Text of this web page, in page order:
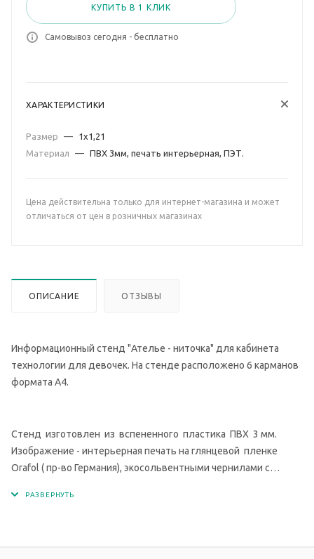
КУПИТЬ В 1 КЛИК
Самовывоз сегодня - бесплатно
ХАРАКТЕРИСТИКИ
Размер —
1х1,21
Материал
— ПВХ 3мм, печать интерьерная, ПЭТ.
Цена действительна только для интернет-магазина и может
отличаться от цен в розничных магазинах
ОПИСАНИЕ ОТЗЫВЫ
Информационный стенд "Ателье - ниточка" для кабинета
технологии для девочек. На стенде расположено 6 карманов
формата А4.
Стенд изготовлен из вспененного пластика ПВХ 3 мм.
Изображение - интерьерная печать на глянцевой пленке
Orafol ( пр-во Германия), экосольвентными чернилами с